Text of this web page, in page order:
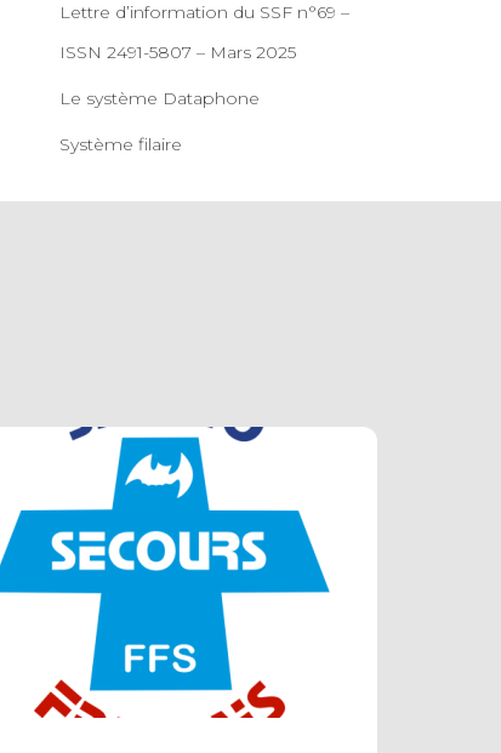
Lettre d’information du SSF n°69 –
ISSN 2491-5807 – Mars 2025
Le système Dataphone
Système filaire